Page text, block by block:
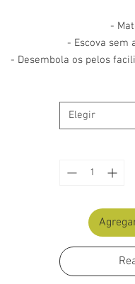
-
- Escova sem
- Desembola os pelos
Elegir